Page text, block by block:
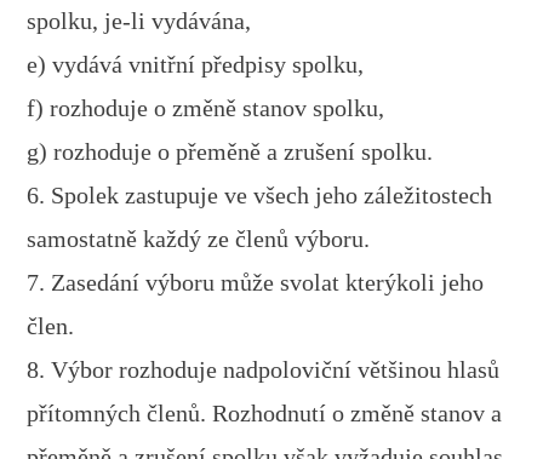
spolku, je-li vydávána,
e) vydává vnitřní předpisy spolku,
f) rozhoduje o změně stanov spolku,
g) rozhoduje o přeměně a zrušení spolku.
6. Spolek zastupuje ve všech jeho záležitostech
samostatně každý ze členů výboru.
7. Zasedání výboru může svolat kterýkoli jeho
člen.
8. Výbor rozhoduje nadpoloviční většinou hlasů
přítomných členů. Rozhodnutí o změně stanov a